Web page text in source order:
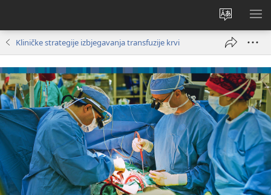
Promijeni
jezik
Kliničke strategije izbjegavanja transfuzije krvi